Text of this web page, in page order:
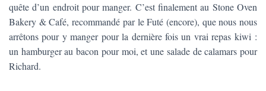
quête d’un endroit pour manger. C’est finalement au Stone Oven
Bakery & Café, recommandé par le Futé (encore), que nous nous
arrêtons pour y manger pour la dernière fois un vrai repas kiwi :
un hamburger au bacon pour moi, et une salade de calamars pour
Richard.